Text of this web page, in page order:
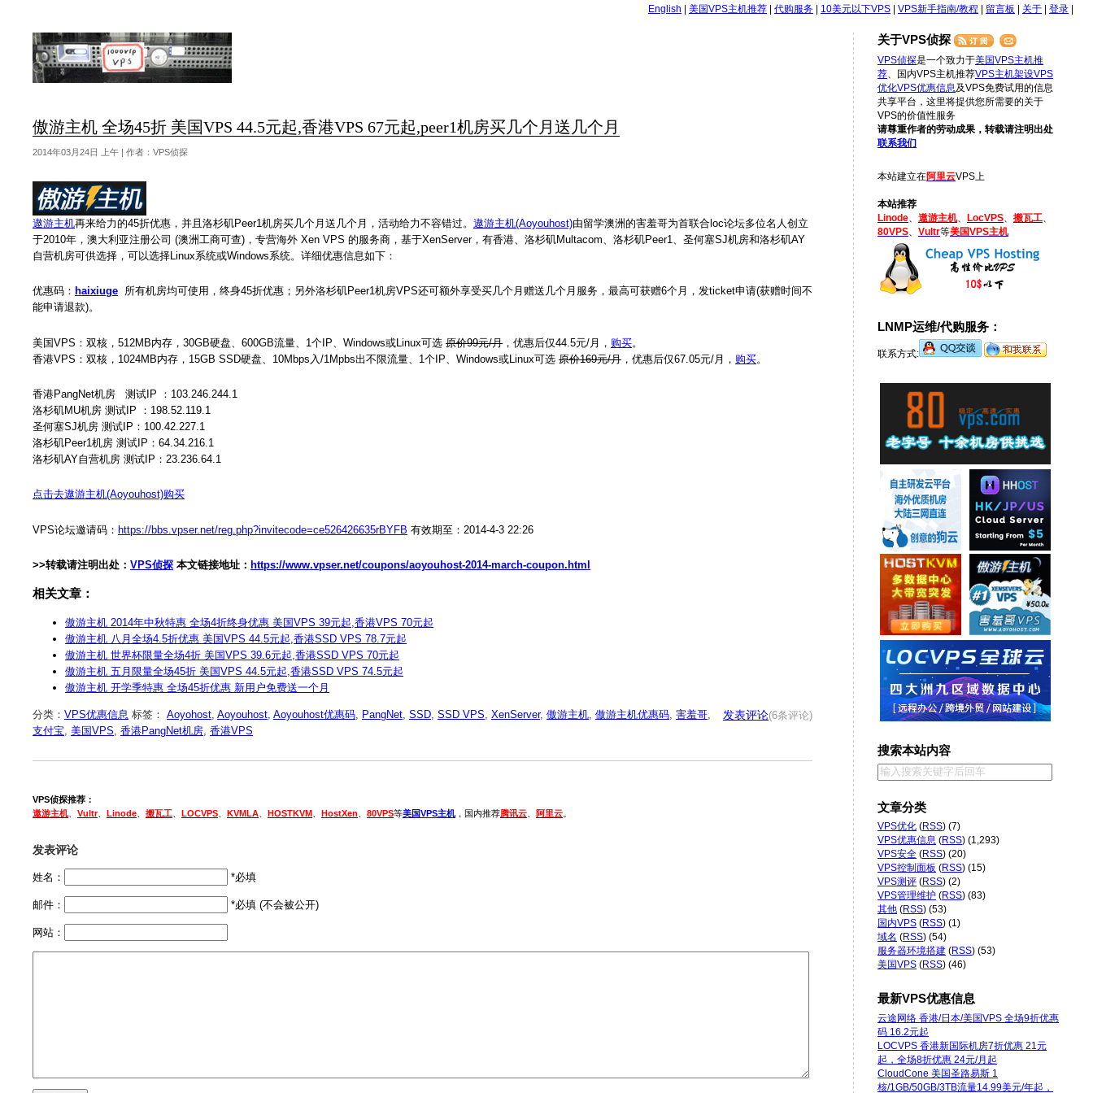
English 美国VPS主机推荐 代购服务 10美元以下VPS VPS新手指南/教程 留言板 关于 登录
傲游主机 全场45折 美国VPS 44.5元起,香港VPS 67元起,peer1机房买几个月送几个月
2014年03月24日 上午 | 作者：VPS侦探
遨游主机再来给力的45折优惠，并且洛杉矶Peer1机房买几个月送几个月，活动给力不容错过。 遨游主机(Aoyouhost)由留学澳洲的害羞哥为首联合loc论坛多位名人创立
于2010年，澳大利亚注册公司 (澳洲工商可查)，专营海外 Xen VPS 的服务商，基于XenServer，有香港、洛杉矶Multacom、洛杉矶Peer1、圣何塞SJ机房和洛杉矶AY
自营机房可供选择，可以选择Linux系统或Windows系统。详细优惠信息如下：
优惠码： haixiuge 所有机房均可使用，终身45折优惠；另外洛杉矶Peer1机房VPS还可额外享受买几个月赠送几个月服务，最高可获赠6个月，发ticket申请(获赠时间不
能申请退款)。
美国VPS：双核，512MB内存，30GB硬盘、600GB流量、1个IP、Windows或Linux可选 原价99元/月 ，优惠后仅44.5元/月， 购买。
香港VPS：双核，1024MB内存，15GB SSD硬盘、10Mbps入/1Mpbs出不限流量、1个IP、Windows或Linux可选 原价169元/月 ，优惠后仅67.05元/月， 购买。
香港PangNet机房 测试IP ：103.246.244.1
洛杉矶MU机房 测试IP ：198.52.119.1
圣何塞SJ机房 测试IP：100.42.227.1
洛杉矶Peer1机房 测试IP：64.34.216.1
洛杉矶AY自营机房 测试IP：23.236.64.1
点击去遨游主机(Aoyouhost)购买
VPS论坛邀请码： https://bbs.vpser.net/reg.php?invitecode=ce526426635rBYFB 有效期至：2014-4-3 22:26
>>转载请注明出处： VPS侦探 本文链接地址： https://www.vpser.net/coupons/aoyouhost-2014-march-coupon.html
相关文章：
傲游主机 2014年中秋特惠 全场4折终身优惠 美国VPS 39元起,香港VPS 70元起
傲游主机 八月全场4.5折优惠 美国VPS 44.5元起,香港SSD VPS 78.7元起
傲游主机 世界杯限量全场4折 美国VPS 39.6元起,香港SSD VPS 70元起
傲游主机 五月限量全场45折 美国VPS 44.5元起,香港SSD VPS 74.5元起
傲游主机 开学季特惠 全场45折优惠 新用户免费送一个月
发表评论(6条评论)
分类： VPS优惠信息 标签： Aoyohost Aoyouhost Aoyouhost优惠码 PangNet SSD SSD VPS XenServer, 傲游主机 傲游主机优惠码 害羞哥
支付宝 美国VPS 香港PangNet机房 香港VPS
VPS侦探推荐：
遨游主机
Vultr、 Linode 搬瓦工 LOCVPS KVMLA HOSTKVM HostXen 80VPS等美国VPS主机 ，国内推荐腾讯云 阿里云。
发表评论
姓名： *必填
邮件： *必填 (不会被公开)
网站：
关于VPS侦探
VPS侦探是一个致力于美国VPS主机推
荐 、国内VPS主机推荐VPS主机架设VPS
优化VPS优惠信息 及VPS免费试用的信息
共享平台，这里将提供您所需要的关于
VPS的价值性服务
请尊重作者的劳动成果，转载请注明出处
联系我们
本站建立在阿里云VPS上
本站推荐
Linode
遨游主机、 LocVPS 搬瓦工
80VPS
Vultr等美国VPS主机
LNMP运维/代购服务：
联系方式:
搜索本站内容
文章分类
VPS优化 (RSS) (7)
VPS优惠信息 (RSS) (1,293)
VPS安全 (RSS) (20)
VPS控制面板 (RSS) (15)
VPS测评 (RSS) (2)
VPS管理维护 (RSS) (83)
其他 (RSS) (53)
国内VPS (RSS) (1)
域名 (RSS) (54)
服务器环境搭建 (RSS) (53)
美国VPS (RSS) (46)
最新VPS优惠信息
云途网络 香港/日本/美国VPS 全场9折优惠
码 16.2元起
LOCVPS 香港新国际机房7折优惠 21元
起，全场8折优惠 24元/月起
CloudCone 美国圣路易斯 1
核/1GB/50GB/3TB流量14.99美元/年起，